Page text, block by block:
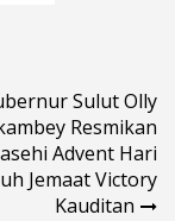
Sulut Olly
Resmikan
Advent Hari
Jemaat Victory
Kauditan